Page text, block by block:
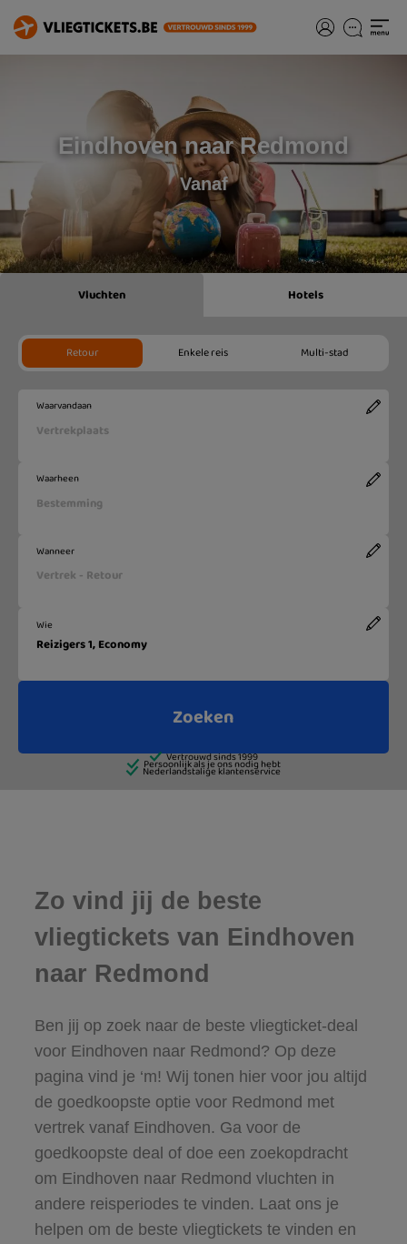
Eindhoven naar Redmond
Vanaf
Zo vind jij de beste
vliegtickets van Eindhoven
naar Redmond
Ben jij op zoek naar de beste vliegticket-deal
voor Eindhoven naar Redmond? Op deze
pagina vind je ‘m! Wij tonen hier voor jou altijd
de goedkoopste optie voor Redmond met
vertrek vanaf Eindhoven. Ga voor de
goedkoopste deal of doe een zoekopdracht
om Eindhoven naar Redmond vluchten in
andere reisperiodes te vinden. Laat ons je
helpen om de beste vliegtickets te vinden en